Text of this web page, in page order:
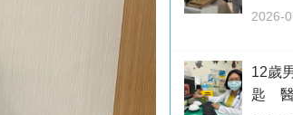
2026-
12歲
匙 醫